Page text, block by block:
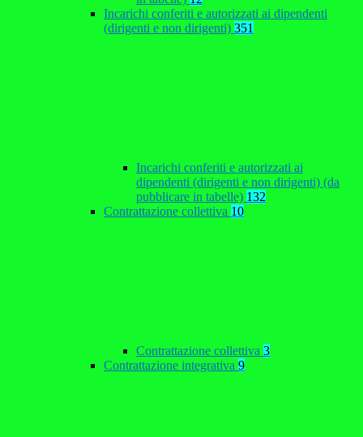
Incarichi conferiti e autorizzati ai dipendenti
(dirigenti e non dirigenti) 351
Incarichi conferiti e autorizzati ai
dipendenti (dirigenti e non dirigenti) (da
pubblicare in tabelle) 132
Contrattazione collettiva 10
Contrattazione collettiva 3
Contrattazione integrativa 9